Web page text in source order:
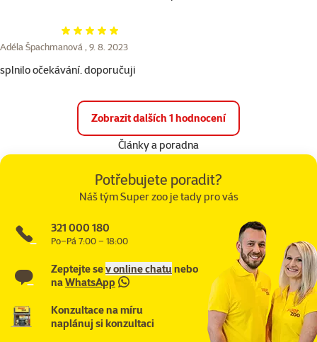
Hodnocení 100%
Adéla Špachmanová , 9. 8. 2023
splnilo očekávání. doporučuji
Zobrazit dalších 1 hodnocení
Články a poradna
Potřebujete poradit?
Náš tým Super zoo je tady pro vás
321 000 180
Po–Pá 7:00 – 18:00
Zeptejte sev online chatu nebo
naWhatsApp
Konzultace na míru
naplánuj si konzultaci